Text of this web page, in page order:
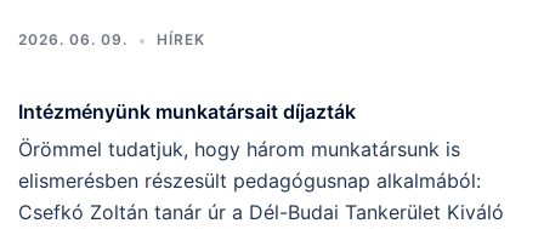
2026. 06. 09. HÍREK
Intézményünk munkatársait díjazták
Örömmel tudatjuk, hogy három munkatársunk is
elismerésben részesült pedagógusnap alkalmából:
Csefkó Zoltán tanár úr a Dél-Budai Tankerület Kiváló